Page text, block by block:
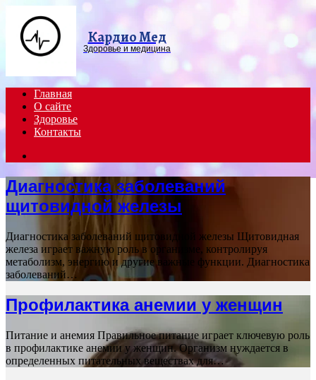
Кардио Мед
Здоровье и медицина
Главная
О сайте
Здоровье
Контакты
Диагностика заболеваний
щитовидной железы
Диагностика заболеваний щитовидной железы Щитовидная
железа играет важную роль в организме, контролируя
метаболизм, энергию и другие важные функции. Диагностика
заболеваний…
Профилактика анемии у женщин
Питание и анемия Правильное питание играет ключевую роль
в профилактике анемии у женщин. Организм нуждается в
определенных питательных веществах для…